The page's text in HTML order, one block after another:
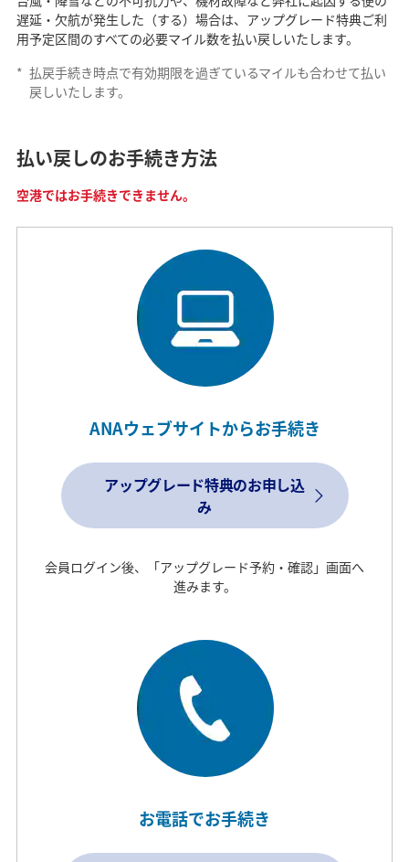
遅延・欠航が発生した（する）場合は、アップグレード特典ご利
用予定区間のすべての必要マイル数を払い戻しいたします。
* 払戻手続き時点で有効期限を過ぎているマイルも合わせて払い
戻しいたします。
払い戻しのお手続き方法
空港ではお手続きできません。
ANAウェブサイトからお手続き
アップグレード特典のお申し込
み
会員ログイン後、「アップグレード予約・確認」画面へ
進みます。
お電話でお手続き